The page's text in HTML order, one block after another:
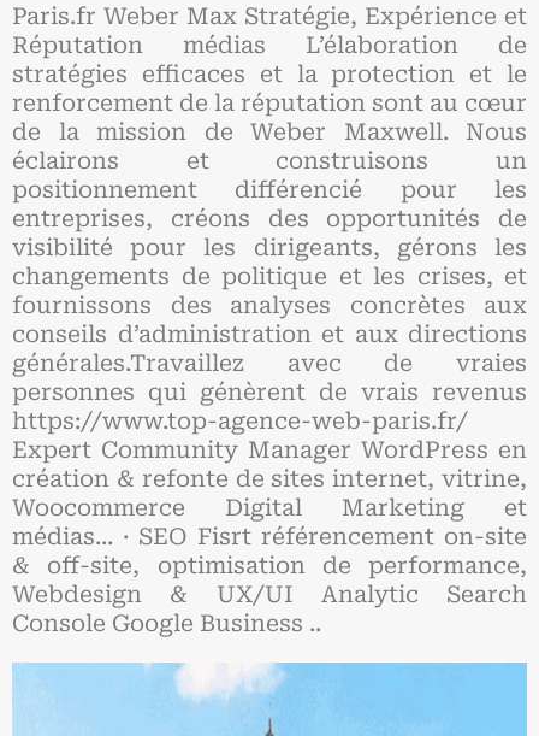
Paris.fr Weber Max Stratégie, Expérience et
Réputation médias L’élaboration de
stratégies efficaces et la protection et le
renforcement de la réputation sont au cœur
de la mission de Weber Maxwell. Nous
éclairons et construisons un
positionnement différencié pour les
entreprises, créons des opportunités de
visibilité pour les dirigeants, gérons les
changements de politique et les crises, et
fournissons des analyses concrètes aux
conseils d’administration et aux directions
générales.Travaillez avec de vraies
personnes qui génèrent de vrais revenus
https://www.top-agence-web-paris.fr/
Expert Community Manager WordPress en
création & refonte de sites internet, vitrine,
Woocommerce Digital Marketing et
médias... · SEO Fisrt référencement on-site
& off-site, optimisation de performance,
Webdesign & UX/UI Analytic Search
Console Google Business ..